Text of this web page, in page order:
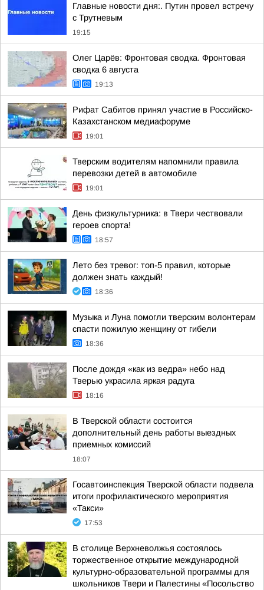
Главные новости дня:. Путин провел встречу
с Трутневым
19:15
Олег Царёв: Фронтовая сводка. Фронтовая
сводка 6 августа
19:13
Рифат Сабитов принял участие в Российско-
Казахстанском медиафоруме
19:01
Тверским водителям напомнили правила
перевозки детей в автомобиле
19:01
День физкультурника: в Твери чествовали
героев спорта!
18:57
Лето без тревог: топ-5 правил, которые
должен знать каждый!
18:36
Музыка и Луна помогли тверским волонтерам
спасти пожилую женщину от гибели
18:36
После дождя «как из ведра» небо над
Тверью украсила яркая радуга
18:16
В Тверской области состоится
дополнительный день работы выездных
приемных комиссий
18:07
Госавтоинспекция Тверской области подвела
итоги профилактического мероприятия
«Такси»
17:53
В столице Верхневолжья состоялось
торжественное открытие международной
культурно-образовательной программы для
школьников Твери и Палестины «Посольство